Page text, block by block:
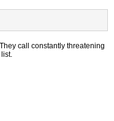
call constantly threatening